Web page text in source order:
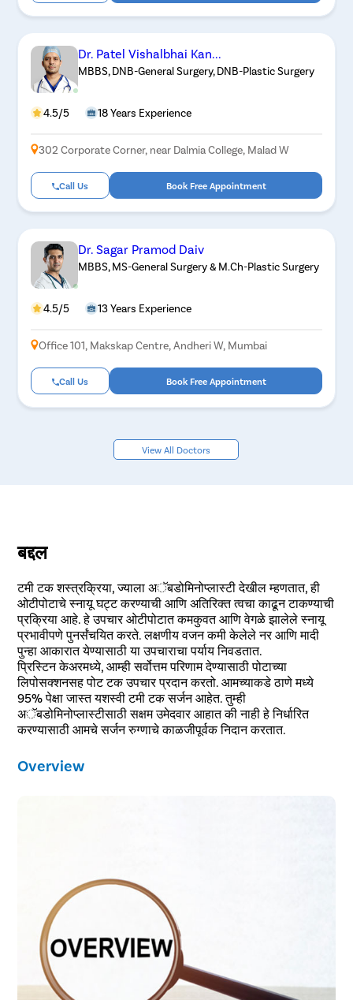
Dr. Patel Vishalbhai Kan...
MBBS, DNB-General Surgery, DNB-Plastic Surgery
4.5/5 18 Years Experience
302 Corporate Corner, near Dalmia College, Malad W
Call Us Book Free Appointment
Dr. Sagar Pramod Daiv
MBBS, MS-General Surgery & M.Ch-Plastic Surgery
4.5/5 13 Years Experience
Office 101, Makskap Centre, Andheri W, Mumbai
Call Us Book Free Appointment
View All Doctors
बद्दल
टमी टक शस्त्रक्रिया, ज्याला अॅबडोमिनोप्लास्टी देखील म्हणतात, ही
ओटीपोटाचे स्नायू घट्ट करण्याची आणि अतिरिक्त त्वचा काढून टाकण्याची
प्रक्रिया आहे. हे उपचार ओटीपोटात कमकुवत आणि वेगळे झालेले स्नायू
प्रभावीपणे पुनर्संचयित करते. लक्षणीय वजन कमी केलेले नर आणि मादी
पुन्हा आकारात येण्यासाठी या उपचाराचा पर्याय निवडतात.
प्रिस्टिन केअरमध्ये, आम्ही सर्वोत्तम परिणाम देण्यासाठी पोटाच्या
लिपोसक्शनसह पोट टक उपचार प्रदान करतो. आमच्याकडे ठाणे मध्ये
95% पेक्षा जास्त यशस्वी टमी टक सर्जन आहेत. तुम्ही
अॅबडोमिनोप्लास्टीसाठी सक्षम उमेदवार आहात की नाही हे निर्धारित
करण्यासाठी आमचे सर्जन रुग्णाचे काळजीपूर्वक निदान करतात.
Overview